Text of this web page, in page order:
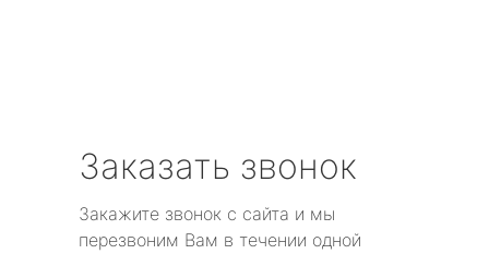
Заказать звонок
Закажите звонок с сайта и мы
перезвоним Вам в течении одной